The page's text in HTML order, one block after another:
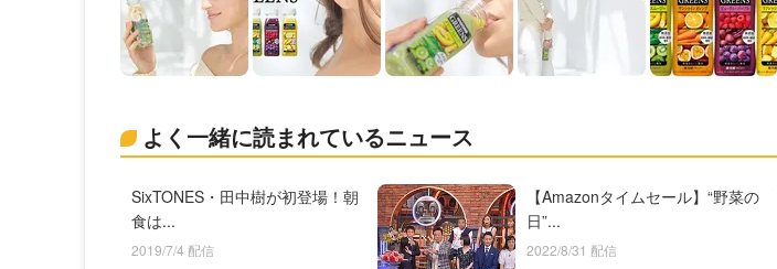
よく一緒に読まれているニュース
SixTONES・田中樹が初登場！朝
食は...
2019/7/4 配信
【Amazonタイムセール】“野菜の
日”...
2022/8/31 配信